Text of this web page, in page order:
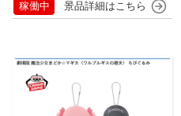
稼働中